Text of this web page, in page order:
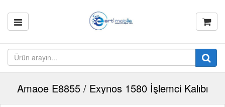
Amaoe E8855 / Exynos 1580 İşlemci Kalıbı